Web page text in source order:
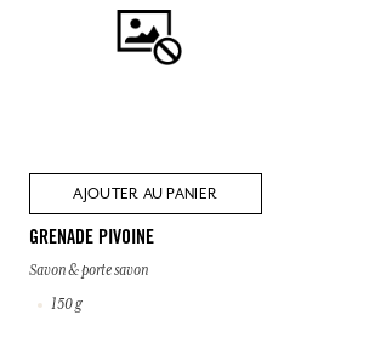
AJOUTER AU PANIER
GRENADE PIVOINE
Savon & porte savon
150 g